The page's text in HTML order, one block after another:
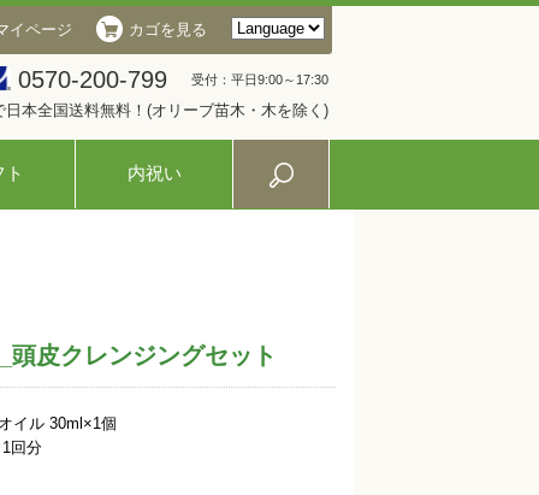
イページ カゴを見る
0570-200-799 受付：平日9:00～17:30
本全国送料無料！(オリーブ苗木・木を除く)
ト 内祝い
皮クレンジングセット
イル 30ml×1個
回分